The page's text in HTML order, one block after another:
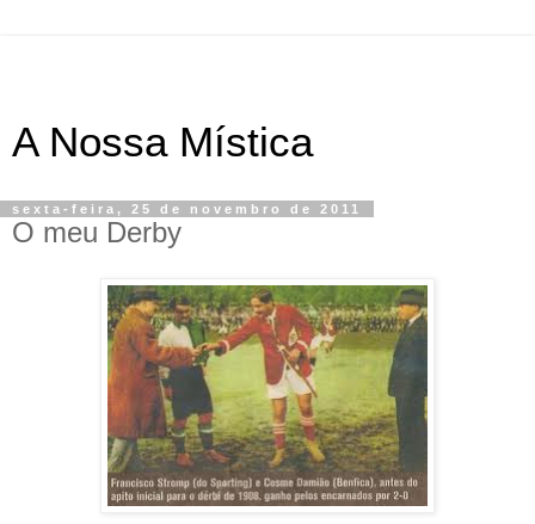
A Nossa Mística
sexta-feira, 25 de novembro de 2011
O meu Derby